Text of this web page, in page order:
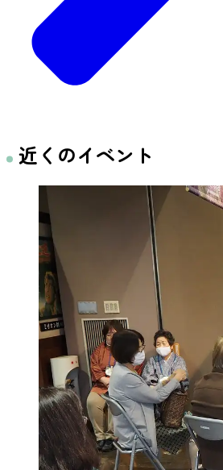
近くのイベント